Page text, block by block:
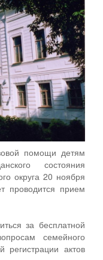
помощи детям
состояния
округа 20 ноября
проводится прием
за бесплатной
семейного
регистрации актов